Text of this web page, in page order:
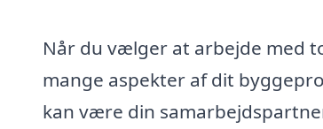
Når du vælger at arbejde med
mange aspekter af dit
kan være din